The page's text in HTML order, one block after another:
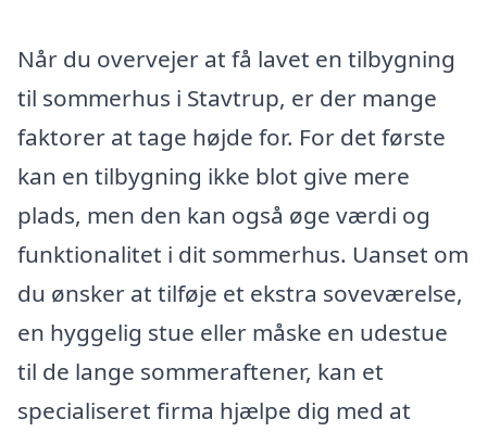
Når du overvejer at få lavet en tilbygning
til sommerhus i Stavtrup, er der mange
faktorer at tage højde for. For det første
kan en tilbygning ikke blot give mere
plads, men den kan også øge værdi og
funktionalitet i dit sommerhus. Uanset om
du ønsker at tilføje et ekstra soveværelse,
en hyggelig stue eller måske en udestue
til de lange sommeraftener, kan et
specialiseret firma hjælpe dig med at